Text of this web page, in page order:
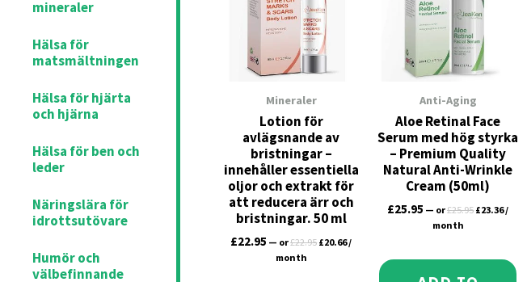
mineraler
Hälsa för
matsmältningen
Hälsa för hjärta
och hjärna
Hälsa för ben och
leder
Näringslära för
idrottsutövare
Humör och
välbefinnande
Mineraler
Lotion för
avlägsnande av
bristningar –
innehåller essentiella
oljor och extrakt för
att reducera ärr och
bristningar. 50 ml
£22.95 — or£22.95 £20.66/
month
Anti-Aging
Aloe Retinal Face
Serum med hög styrka
– Premium Quality
Natural Anti-Wrinkle
Cream (50ml)
£25.95 — or£25.95 £23.36/
month